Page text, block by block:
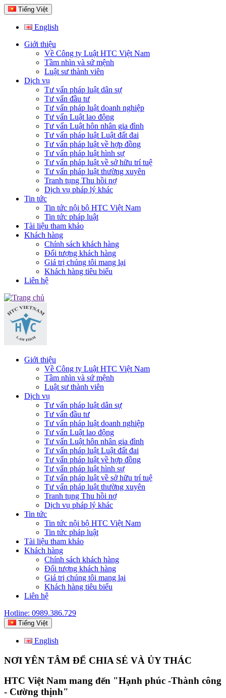
Tiếng Việt
English
Giới thiệu
Về Công ty Luật HTC Việt Nam
Tầm nhìn và sứ mệnh
Luật sư thành viên
Dịch vụ
Tư vấn pháp luật dân sự
Tư vấn đầu tư
Tư vấn pháp luật doanh nghiệp
Tư vấn Luật lao động
Tư vấn Luật hôn nhân gia đình
Tư vấn pháp luật Luật đất đai
Tư vấn pháp luật về hợp đồng
Tư vấn pháp luật hình sự
Tư vấn pháp luật về sở hữu trí tuệ
Tư vấn pháp luật thường xuyên
Tranh tụng Thu hồi nợ
Dịch vụ pháp lý khác
Tin tức
Tin tức nội bộ HTC Việt Nam
Tin tức pháp luật
Tài liệu tham khảo
Khách hàng
Chính sách khách hàng
Đối tượng khách hàng
Giá trị chúng tôi mang lại
Khách hàng tiêu biểu
Liên hệ
Giới thiệu
Về Công ty Luật HTC Việt Nam
Tầm nhìn và sứ mệnh
Luật sư thành viên
Dịch vụ
Tư vấn pháp luật dân sự
Tư vấn đầu tư
Tư vấn pháp luật doanh nghiệp
Tư vấn Luật lao động
Tư vấn Luật hôn nhân gia đình
Tư vấn pháp luật Luật đất đai
Tư vấn pháp luật về hợp đồng
Tư vấn pháp luật hình sự
Tư vấn pháp luật về sở hữu trí tuệ
Tư vấn pháp luật thường xuyên
Tranh tụng Thu hồi nợ
Dịch vụ pháp lý khác
Tin tức
Tin tức nội bộ HTC Việt Nam
Tin tức pháp luật
Tài liệu tham khảo
Khách hàng
Chính sách khách hàng
Đối tượng khách hàng
Giá trị chúng tôi mang lại
Khách hàng tiêu biểu
Liên hệ
Hotline: 0989.386.729
Tiếng Việt
English
NƠI YÊN TÂM ĐỂ CHIA SẺ VÀ ỦY THÁC
HTC Việt Nam mang đến "Hạnh phúc -Thành công
- Cường thịnh"